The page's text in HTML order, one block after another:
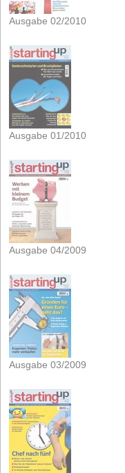
Ausgabe 02/2010
Ausgabe 01/2010
Ausgabe 04/2009
Ausgabe 03/2009